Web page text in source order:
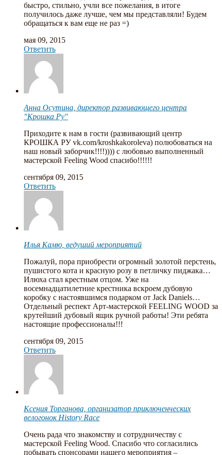
быстро, стильно, учли все пожелания, в итоге
получилось даже лучше, чем мы представляли! Будем
обращаться к вам еще не раз =)
мая 09, 2015
Ответить
Анна Осутина, директор развивающего центра
"Крошка Ру"
Приходите к нам в гости (развивающий центр
КРОШКА РУ vk.com/kroshkakoroleva) полюбоваться на
наш новый заборчик!!!!)))) с любовью выполненный
мастерской Feeling Wood спасибо!!!!!!
сентября 09, 2015
Ответить
Илья Камю, ведуший мероприятий
Пожалуй, пора приобрести огромный золотой перстень,
пушистого кота и красную розу в петличку пиджака…
Илюха стал крестным отцом. Уже на
восемнадцатилетние крестника вскроем дубовую
коробку с настоявшимся подарком от Jack Daniels…
Отдельный респект Арт-мастерской FEELING WOOD за
крутейший дубовый ящик ручной работы! Эти ребята
настоящие профессионалы!!!
сентября 09, 2015
Ответить
Ксения Торганова, организатор приключенческих
велогонок History Race
Очень рада что знакомству и сотрудничеству с
мастерской Feeling Wood. Спасибо что согласились
побывать спонсорами нашего мероприятия –